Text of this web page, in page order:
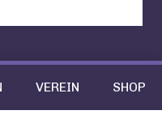
VEREIN SHOP